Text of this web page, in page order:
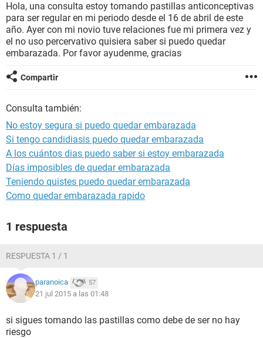
BIENESTAR
SEXUALIDAD
GLOSARIO
Hola, una consulta estoy tomando pastillas anticonceptivas
para ser regular en mi periodo desde el 16 de abril de este
año. Ayer con mi novio tuve relaciones fue mi primera vez y
el no uso percervativo quisiera saber si puedo quedar
embarazada. Por favor ayudenme, gracias
Compartir
Consulta también:
No estoy segura si puedo quedar embarazada
Si tengo candidiasis puedo quedar embarazada
A los cuántos dias puedo saber si estoy embarazada
Días imposibles de quedar embarazada
Teniendo quistes puedo quedar embarazada
Como quedar embarazada rapido
1 respuesta
RESPUESTA 1 / 1
paranoica 57
21 jul 2015 a las 01:48
si sigues tomando las pastillas como debe de ser no hay
riesgo